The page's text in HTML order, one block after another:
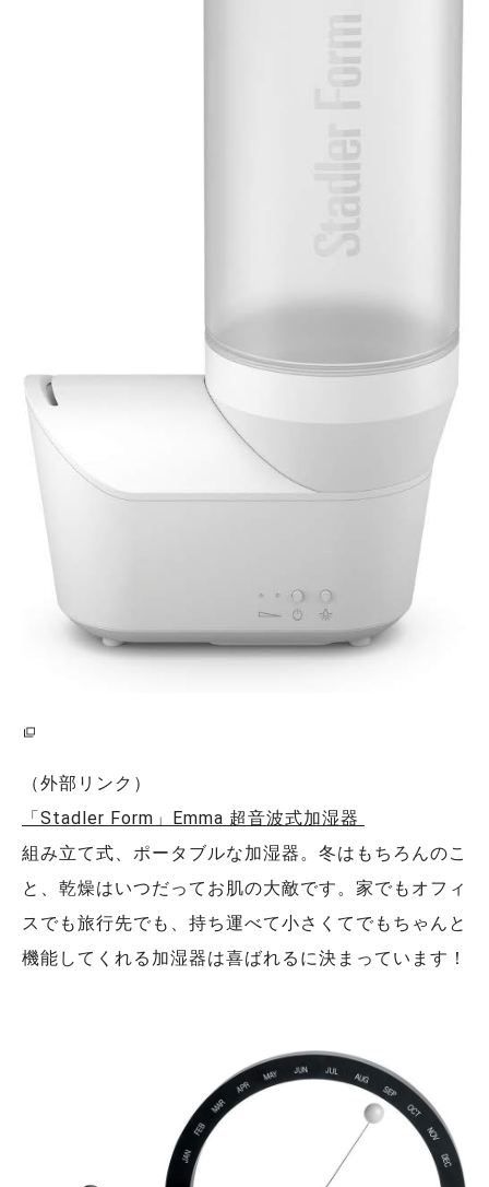
（外部リンク）
「Stadler Form」Emma 超音波式加湿器
組み立て式、ポータブルな加湿器。冬はもちろんのこ
と、乾燥はいつだってお肌の大敵です。家でもオフィ
スでも旅行先でも、持ち運べて小さくてでもちゃんと
機能してくれる加湿器は喜ばれるに決まっています！